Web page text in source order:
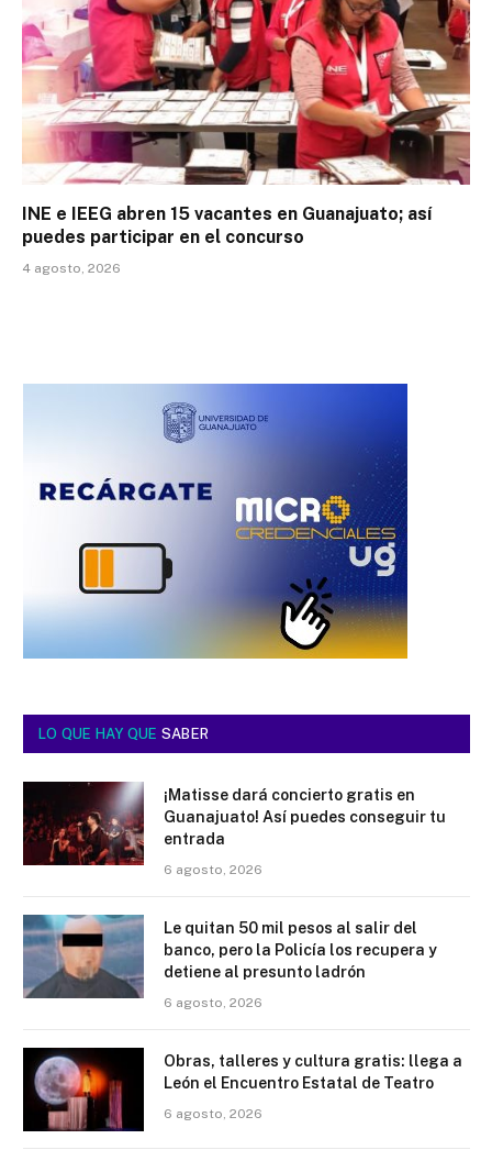
INE e IEEG abren 15 vacantes en Guanajuato; así
puedes participar en el concurso
4 agosto, 2026
LO QUE HAY QUE SABER
¡Matisse dará concierto gratis en
Guanajuato! Así puedes conseguir tu
entrada
6 agosto, 2026
Le quitan 50 mil pesos al salir del
banco, pero la Policía los recupera y
detiene al presunto ladrón
6 agosto, 2026
Obras, talleres y cultura gratis: llega a
León el Encuentro Estatal de Teatro
6 agosto, 2026